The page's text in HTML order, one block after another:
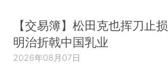
【交易簿】松田克也挥刀止损
明治折戟中国乳业
2026年08月07日